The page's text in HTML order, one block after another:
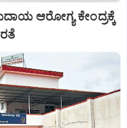
ಆರೋಗ್ಯ ಕೇಂದ್ರಕ್ಕೆ